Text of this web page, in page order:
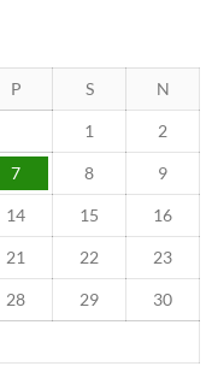
P S N
1 2
7 8 9
14 15 16
21 22 23
28 29 30